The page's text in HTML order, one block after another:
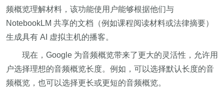
频概览理解材料，该功能使用户能够根据他们与
NotebookLM 共享的文档（例如课程阅读材料或法律摘要）
生成具有 AI 虚拟主机的播客。
现在，Google 为音频概览带来了更大的灵活性，允许用
户选择理想的音频概览长度。例如，可以选择默认长度的音
频概览，也可以选择更长或更短的音频概览。